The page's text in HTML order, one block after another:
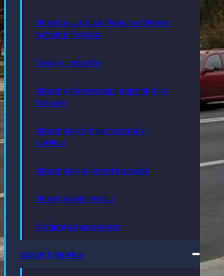
Direcția Juridică, Resurse Umane
Achiziții Publice
Taxe și impozite
Direcția tehnologia informației și
inovare
Direcția de infrastructură și
servicii
Direcția de asistență socială
Direcția patrimoniu
Evidența persoanelor
Achiziții publice